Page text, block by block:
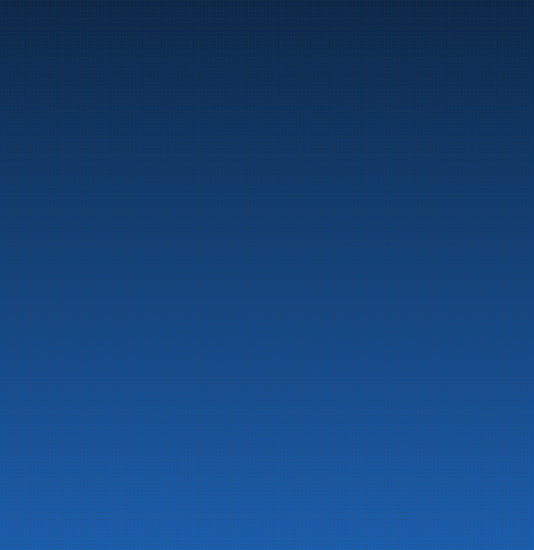
Marine
Auto & Industri
Bensinstasjoner
Tankingskort
Våre Produkter
Om selskapet
Aktuelt
Beredskapsinformasjon
Personvern
Kontakt oss
LinkedIn
Facebook